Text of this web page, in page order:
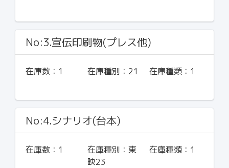
No:3.宣伝印刷物(プレス他)
在庫数： 1 在庫種別： 21 在庫種類： 1
No:4.シナリオ(台本)
在庫数： 1 在庫種別： 東
映23
在庫種類： 1